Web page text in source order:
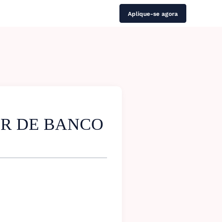
Aplique-se agora
DE BANCO